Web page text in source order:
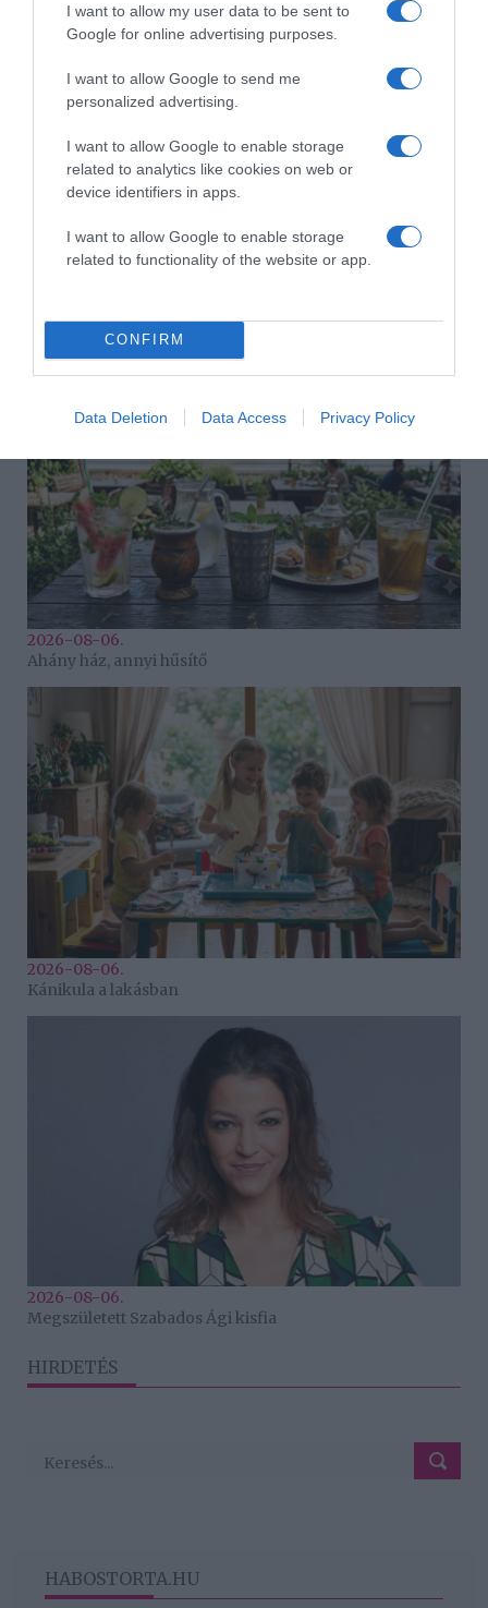
I want to allow my user data to be sent to
Google for online advertising purposes.
I want to allow Google to send me
personalized advertising.
I want to allow Google to enable storage
related to analytics like cookies on web or
device identifiers in apps.
I want to allow Google to enable storage
related to functionality of the website or app.
CONFIRM
Data Deletion Data Access Privacy Policy
3 ok, amiért egy idősebb nő fiatalabb férfit választ
2026-08-06.
Ahány ház, annyi hűsítő
2026-08-06.
Kánikula a lakásban
2026-08-06.
Megszületett Szabados Ági kisfia
HIRDETÉS
HABOSTORTA.HU